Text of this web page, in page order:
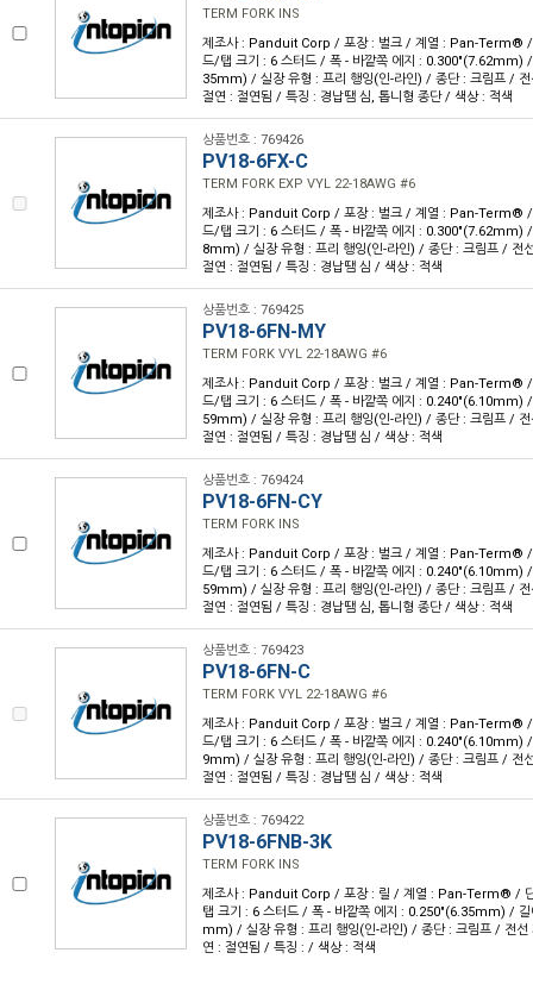
TERM FORK INS
제조사 : Panduit Corp / 포장 : 벌크 / 계열 : Pan-Term® /
드/탭 크기 : 6 스터드 / 폭 - 바깥쪽 에지 : 0.300"(7.62mm)
35mm) / 실장 유형 : 프리 행잉(인-라인) / 종단 : 크림프 /
절연 : 절연됨 / 특징 : 경납땜 심, 톱니형 종단 / 색상 : 적색
상품번호 : 769426
PV18-6FX-C
TERM FORK EXP VYL 22-18AWG #6
제조사 : Panduit Corp / 포장 : 벌크 / 계열 : Pan-Term® /
드/탭 크기 : 6 스터드 / 폭 - 바깥쪽 에지 : 0.300"(7.62mm)
8mm) / 실장 유형 : 프리 행잉(인-라인) / 종단 : 크림프 / 전
절연 : 절연됨 / 특징 : 경납땜 심 / 색상 : 적색
상품번호 : 769425
PV18-6FN-MY
TERM FORK VYL 22-18AWG #6
제조사 : Panduit Corp / 포장 : 벌크 / 계열 : Pan-Term® /
드/탭 크기 : 6 스터드 / 폭 - 바깥쪽 에지 : 0.240"(6.10mm)
59mm) / 실장 유형 : 프리 행잉(인-라인) / 종단 : 크림프 /
절연 : 절연됨 / 특징 : 경납땜 심 / 색상 : 적색
상품번호 : 769424
PV18-6FN-CY
TERM FORK INS
제조사 : Panduit Corp / 포장 : 벌크 / 계열 : Pan-Term® /
드/탭 크기 : 6 스터드 / 폭 - 바깥쪽 에지 : 0.240"(6.10mm)
59mm) / 실장 유형 : 프리 행잉(인-라인) / 종단 : 크림프 /
절연 : 절연됨 / 특징 : 경납땜 심, 톱니형 종단 / 색상 : 적색
상품번호 : 769423
PV18-6FN-C
TERM FORK VYL 22-18AWG #6
제조사 : Panduit Corp / 포장 : 벌크 / 계열 : Pan-Term® /
드/탭 크기 : 6 스터드 / 폭 - 바깥쪽 에지 : 0.240"(6.10mm)
9mm) / 실장 유형 : 프리 행잉(인-라인) / 종단 : 크림프 / 전
절연 : 절연됨 / 특징 : 경납땜 심 / 색상 : 적색
상품번호 : 769422
PV18-6FNB-3K
TERM FORK INS
제조사 : Panduit Corp / 포장 : 릴 / 계열 : Pan-Term® /
탭 크기 : 6 스터드 / 폭 - 바깥쪽 에지 : 0.250"(6.35mm) /
mm) / 실장 유형 : 프리 행잉(인-라인) / 종단 : 크림프 / 전
연 : 절연됨 / 특징 : / 색상 : 적색